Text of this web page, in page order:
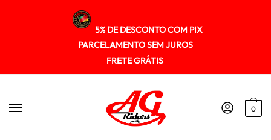
5% DE DESCONTO COM PIX
PARCELAMENTO SEM JUROS
FRETE GRÁTIS
0